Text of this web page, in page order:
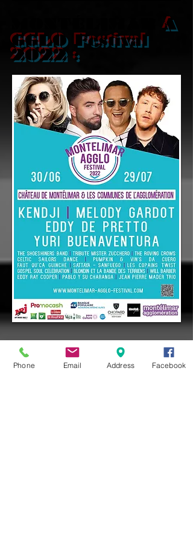
A
GGLO Festival
2022 :
Phone Email Address Facebook